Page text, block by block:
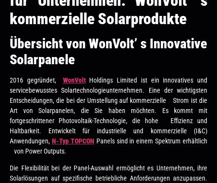
kommerzielle Solarprodukte
Übersicht von WonVolt’ s Innovative
Solarpanele
2016 gegründet, WonVoltHoldings Limited ist ein innovatives und
servicebewusstes Solartechnologieunternehmen. Eine der wichtigsten
Entscheidungen, die bei der Umstellung auf kommerzielle Strom ist die
Art von Solarpanelen, die Sie haben möchten. Es kommt mit
fortgeschrittener Photovoltaik-Technologie, die hohe Effizienz und
Haltbarkeit. Entwickelt für industrielle und kommerzielle (I&C)
Anwendungen, N-Typ TOPCON Panels sind in einem Spektrum erhältlich
von Power Outputs.
Die Flexibilität bei der Panel-Auswahl ermöglicht es Unternehmen, ihre
Solarlösungen auf spezifische betriebliche Anforderungen anzupassen.